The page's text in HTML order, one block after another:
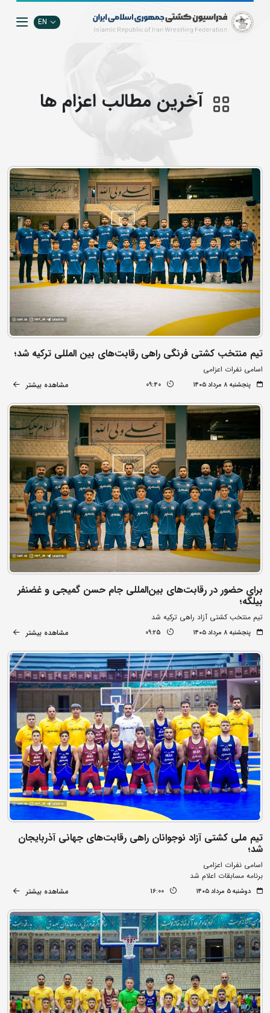
EN
آخرین مطالب اعزام ها
تیم منتخب کشتی فرنگی راهی رقابت‌های بین المللی ترکیه شد؛
اسامی نفرات اعزامی
پنجشنبه ۸ مرداد ۱۴۰۵ 09:40 مشاهده بیشتر
برای حضور در رقابت‌های بین‌المللی جام حسن گمیجی و غضنفر
بیلگه؛
تیم منتخب کشتی آزاد راهی ترکیه شد
پنجشنبه ۸ مرداد ۱۴۰۵ 09:25 مشاهده بیشتر
تیم ملی کشتی آزاد نوجوانان راهی رقابت‌های جهانی آذربایجان
شد؛
اسامی نفرات اعزامی
برنامه مسابقات اعلام شد
دوشنبه ۵ مرداد ۱۴۰۵ 16:00 مشاهده بیشتر